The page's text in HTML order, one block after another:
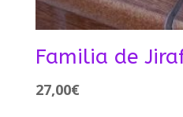
Familia de
27,00€